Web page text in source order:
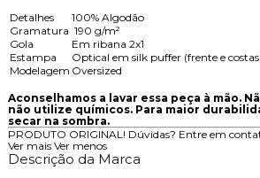
Detalhes
100% Algodão
Gramatura 190 g/m²
Gola
Em ribana 2x1
Estampa
Optical em silk puffer (frente e
Modelagem Oversized
Aconselhamos a lavar essa peça à mão.
não utilize químicos. Para maior
secar na sombra.
PRODUTO ORIGINAL! Dúvidas? Entre em
Ver mais Ver menos
Descrição da Marca